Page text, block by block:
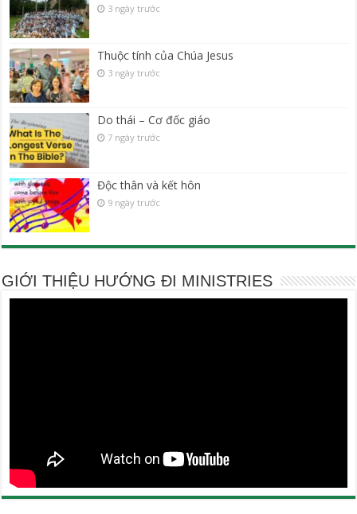
3 ngày trước
Thuộc tính của Chúa Jesus
3 ngày trước
Do thái – Cơ đốc giáo
7 ngày trước
Độc thân và kết hôn
9 ngày trước
GIỚI THIỆU HƯỚNG ĐI MINISTRIES